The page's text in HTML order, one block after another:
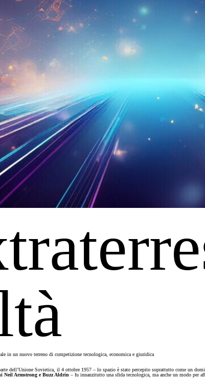
in un nuovo terreno di competizione tecnologica, economica e giuridica
dell’Unione Sovietica, il 4 ottobre 1957 – lo spazio è stato percepito soprattutto come un
Neil Armstrong e Buzz Aldrin – fu innanzitutto una sfida tecnologica, ma anche un modo per